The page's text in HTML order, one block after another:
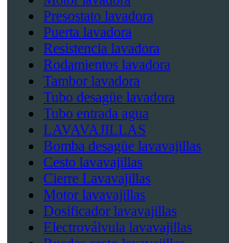
Presostato lavadora
Puerta lavadora
Resistencia lavadora
Rodamientos lavadora
Tambor lavadora
Tubo desagüe lavadora
Tubo entrada agua
LAVAVAJILLAS
Bomba desagüe lavavajillas
Cesto lavavajillas
Cierre Lavavajillas
Motor lavavajillas
Dosificador lavavajillas
Electroválvula lavavajillas